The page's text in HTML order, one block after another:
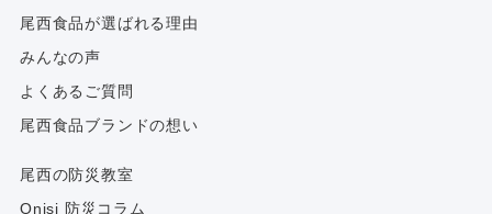
尾西食品が選ばれる理由
みんなの声
よくあるご質問
尾西食品ブランドの想い
尾西の防災教室
Onisi 防災コラム